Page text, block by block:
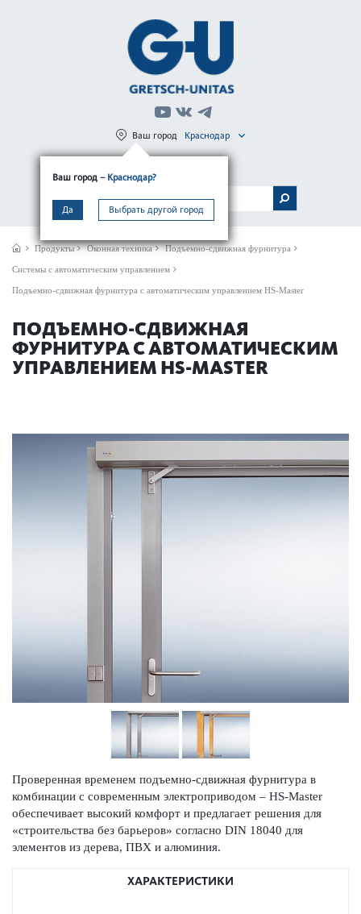
Ваш город – Краснодар?
Да Выбрать другой город
Ваш город Краснодар
МЕНЮ
Продукты Оконная техника Подъемно-сдвижная фурнитура
Системы с автоматическим управлением
Подъемно-сдвижная фурнитура с автоматическим управлением HS-Master
ПОДЪЕМНО-СДВИЖНАЯ
ФУРНИТУРА С АВТОМАТИЧЕСКИМ
УПРАВЛЕНИЕМ HS-MASTER
Проверенная временем подъемно-сдвижная фурнитура в
комбинации с современным электроприводом – HS-Master
обеспечивает высокий комфорт и предлагает решения для
«строительства без барьеров» согласно DIN 18040 для
элементов из дерева, ПВХ и алюминия.
ХАРАКТЕРИСТИКИ